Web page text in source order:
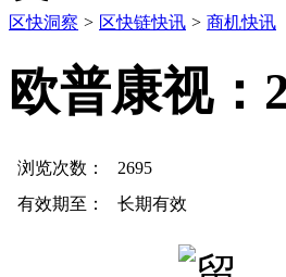
区快洞察 > 区快链快讯 > 商机快讯
欧普康视
浏览次数： 2695
有效期至：
长期有效